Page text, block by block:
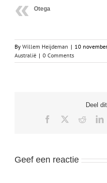
Otega
By Willem Heijdeman | 10
Australië | 0 Comments
Deel
Facebook Reddit
Geef een reactie